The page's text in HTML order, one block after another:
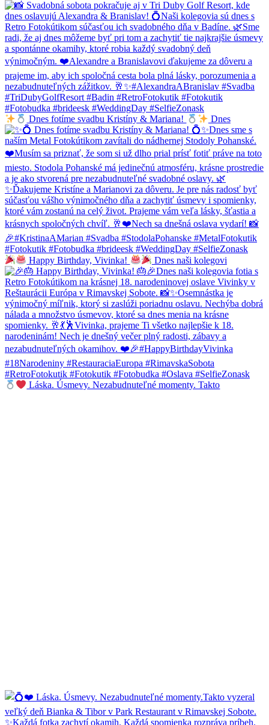
Dnes fotíme svadbu Kristíny & Mariana! Dnes
Happy Birthday, Vivinka! Dnes naši kolegovi
Láska. Úsmevy. Nezabudnuteľné momenty. Takto